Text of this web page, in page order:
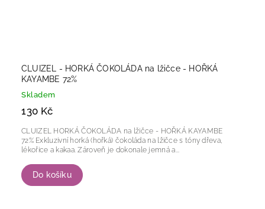
CLUIZEL - HORKÁ ČOKOLÁDA na lžičce - HOŘKÁ
KAYAMBE 72%
Skladem
130 Kč
Do košíku
CLUIZEL HORKÁ ČOKOLÁDA na lžičce - HOŘKÁ KAYAMBE
72% Exkluzivní horká (hořká) čokoláda na lžičce s tóny dřeva,
lékořice a kakaa. Zároveň je dokonale jemná a...